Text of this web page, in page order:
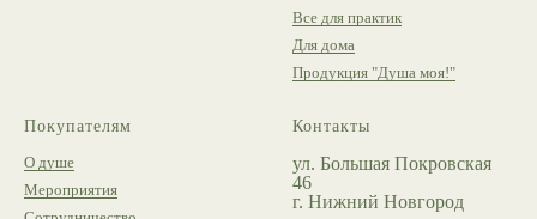
Все для практик
Для дома
Продукция "Душа моя!"
Покупателям
О душе
Мероприятия
Контакты
ул. Большая Покровская
46
г. Нижний Новгород